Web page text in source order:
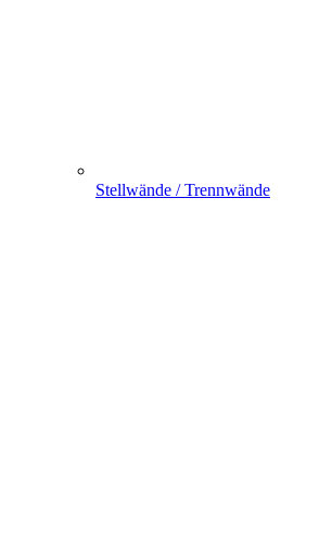
Stellwände / Trennwände